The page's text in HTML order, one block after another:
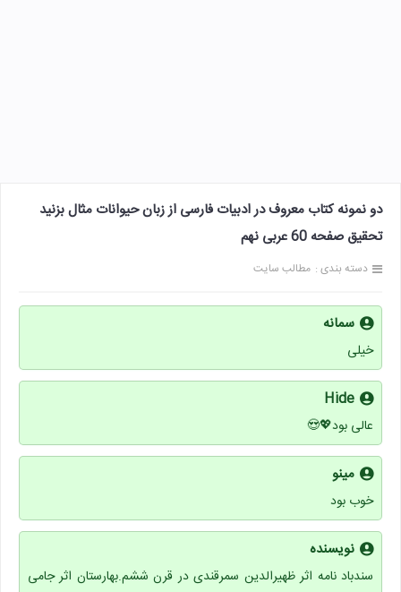
دو نمونه کتاب معروف در ادبیات فارسی از زبان حیوانات مثال بزنید
تحقیق صفحه 60 عربی نهم
دسته بندی : مطالب سایت
سمانه
خیلی
Hide
عالی بود💖😍
مینو
خوب بود
نویسنده
سندباد نامه اثر ظهیرالدین سمرقندی در قرن ششم.بهارستان اثر جامی